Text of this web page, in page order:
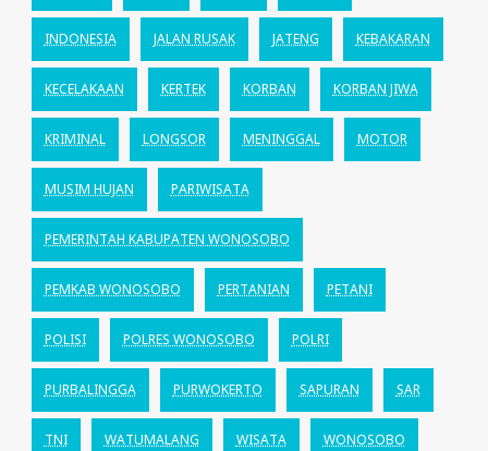
INDONESIA JALAN RUSAK JATENG KEBAKARAN
KECELAKAAN KERTEK KORBAN KORBAN JIWA
KRIMINAL LONGSOR MENINGGAL MOTOR
MUSIM HUJAN PARIWISATA
PEMERINTAH KABUPATEN WONOSOBO
PEMKAB WONOSOBO PERTANIAN PETANI
POLISI POLRES WONOSOBO POLRI
PURBALINGGA PURWOKERTO SAPURAN SAR
TNI WATUMALANG WISATA WONOSOBO